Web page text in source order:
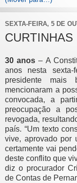
SEXTA-FEIRA, 5 DE
CURTINHAS
30 anos – A
anos nesta
presidente mais
mencionaram a
convocada, a
preocupação a
revogada,
país. “Um texto
vive, aprovado por
certamente vai
deste conflito que
diz o procurador
de Contas de